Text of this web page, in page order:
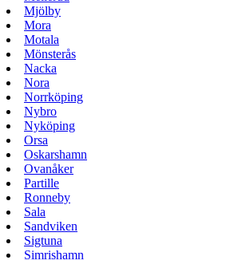
Mjölby
Mora
Motala
Mönsterås
Nacka
Nora
Norrköping
Nybro
Nyköping
Orsa
Oskarshamn
Ovanåker
Partille
Ronneby
Sala
Sandviken
Sigtuna
Simrishamn